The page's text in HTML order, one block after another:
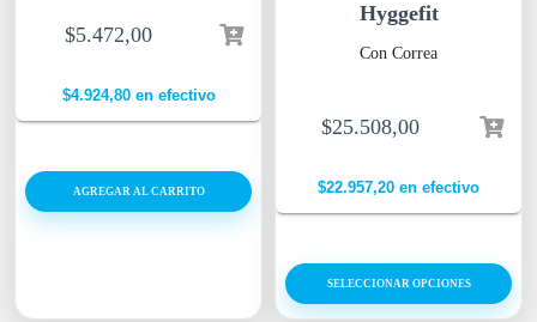
$5.472,00
$4.924,80en efectivo
AGREGAR AL CARRITO
Hyggefit
Con Correa
$25.508,00
$22.957,20 en efectivo
SELECCIONAR OPCIONES